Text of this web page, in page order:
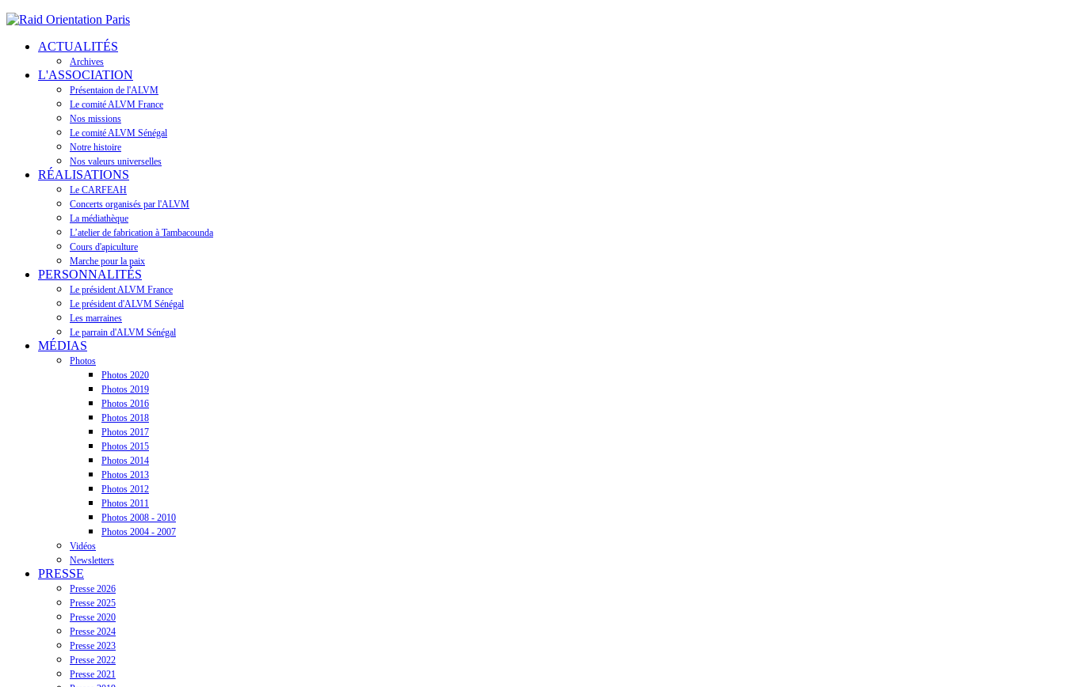
ACTUALITÉS
Archives
L'ASSOCIATION
Présentaion de l'ALVM
Le comité ALVM France
Nos missions
Le comité ALVM Sénégal
Notre histoire
Nos valeurs universelles
RÉALISATIONS
Le CARFEAH
Concerts organisés par l'ALVM
La médiathèque
L’atelier de fabrication à Tambacounda
Cours d'apiculture
Marche pour la paix
PERSONNALITÉS
Le président ALVM France
Le président d'ALVM Sénégal
Les marraines
Le parrain d'ALVM Sénégal
MÉDIAS
Photos
Photos 2020
Photos 2019
Photos 2016
Photos 2018
Photos 2017
Photos 2015
Photos 2014
Photos 2013
Photos 2012
Photos 2011
Photos 2008 - 2010
Photos 2004 - 2007
Vidéos
Newsletters
PRESSE
Presse 2026
Presse 2025
Presse 2020
Presse 2024
Presse 2023
Presse 2022
Presse 2021